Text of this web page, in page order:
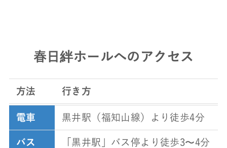
春日絆ホールへのアクセス
方法 行き方
電車 黒井駅（福知山線）より徒歩4分
バス 「黒井駅」バス停より徒歩3〜4分